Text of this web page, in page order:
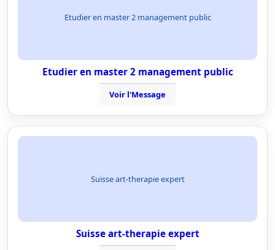
Etudier en master 2 management public
Etudier en master 2 management public
Voir l'Message
Suisse art-therapie expert
Suisse art-therapie expert